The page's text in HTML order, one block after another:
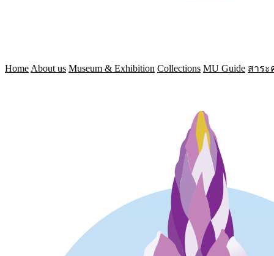
Home About us Museum & Exhibition Collections MU Guide สาระ